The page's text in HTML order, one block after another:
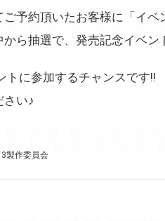
予約頂いたお客様に「イベ
ら抽選で、発売記念イベン
トに参加するチャンスです!!
さい♪
製作委員会